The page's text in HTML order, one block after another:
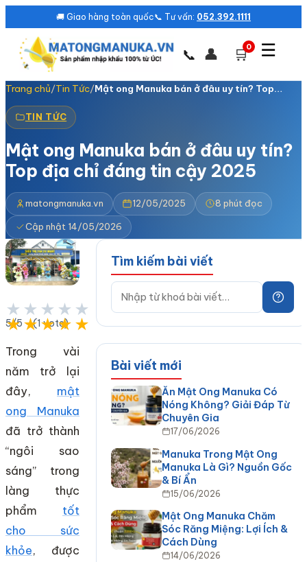
🚚 Giao hàng toàn quốc📞 Tư vấn: 052.392.1111
📞 👤 🛒0 ☰
Trang chủ/Tin Tức/Mật ong Manuka bán ở đâu uy tín? Top…
TIN TỨC
Mật ong Manuka bán ở đâu uy tín?
Top địa chỉ đáng tin cậy 2025
matongmanuka.vn 12/05/2025 8 phút đọc
Cập nhật 14/05/2026
★★★★★
★★★★★
5/5 - (1 vote)
Trong vài
năm trở lại
đây, mật
ong Manuka
đã trở thành
“ngôi sao
sáng” trong
làng thực
phẩm tốt
cho sức
khỏe, được
Tìm kiếm bài viết
Bài viết mới
Ăn Mật Ong Manuka Có
Nóng Không? Giải Đáp Từ
Chuyên Gia
17/06/2026
Manuka Trong Mật Ong
Manuka Là Gì? Nguồn Gốc
& Bí Ẩn
15/06/2026
Mật Ong Manuka Chăm
Sóc Răng Miệng: Lợi Ích &
Cách Dùng
14/06/2026